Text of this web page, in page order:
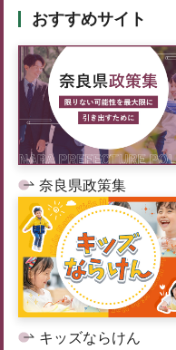
おすすめサイト
奈良県政策集
キッズならけん